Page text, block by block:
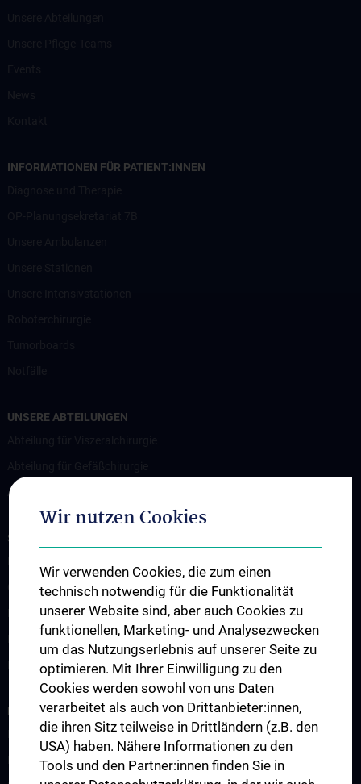
INFORMATIONEN FÜR PATIENT:INNEN
UNSERE ABTEILUNGEN
Abteilung für Transplantation
STUDIUM, AUS- UND WEITERBILDUNG
Chirurgische Lehre im Humanmedizinstudium N202
Klinisch-Praktisches Jahr (KPJ)
Famulatur
Fellows & Observer
FORSCHUNG
Forschung Viszeralchirurgie
Forschung Gefäßchirurgie
Wir nutzen Cookies
Wir verwenden Cookies, die zum einen
technisch notwendig für die Funktionalität
unserer Website sind, aber auch Cookies zu
funktionellen, Marketing- und Analysezwecken
um das Nutzungserlebnis auf unserer Seite zu
optimieren. Mit Ihrer Einwilligung zu den
Cookies werden sowohl von uns Daten
verarbeitet als auch von Drittanbieter:innen,
die ihren Sitz teilweise in Drittländern (z.B. den
USA) haben. Nähere Informationen zu den
Tools und den Partner:innen finden Sie in